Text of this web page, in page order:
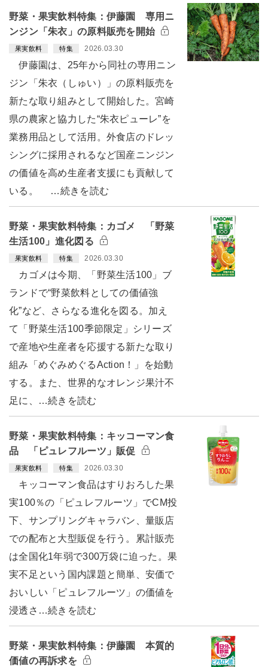
野菜・果実飲料特集：伊藤園 専用ニ
ンジン「朱衣」の原料販売を開始
果実飲料 特集 2026.03.30
伊藤園は、25年から同社の専用ニン
ジン「朱衣（しゅい）」の原料販売を
新たな取り組みとして開始した。宮崎
県の農家と協力した“朱衣ピューレ”を
業務用品として活用。外食店のドレッ
シングに採用されるなど国産ニンジン
の価値を高め生産者支援にも貢献して
いる。 …続きを読む
野菜・果実飲料特集：カゴメ 「野菜
生活100」進化図る
果実飲料 特集 2026.03.30
カゴメは今期、「野菜生活100」ブ
ランドで“野菜飲料としての価値強
化”など、さらなる進化を図る。加え
て「野菜生活100季節限定」シリーズ
で産地や生産者を応援する新たな取り
組み「めぐみめぐるAction！」を始動
する。また、世界的なオレンジ果汁不
足に、…続きを読む
野菜・果実飲料特集：キッコーマン食
品 「ピュレフルーツ」販促
果実飲料 特集 2026.03.30
キッコーマン食品はすりおろした果
実100％の「ピュレフルーツ」でCM投
下、サンプリングキャラバン、量販店
での配布と大型販促を行う。累計販売
は全国化1年弱で300万袋に迫った。果
実不足という国内課題と簡単、安価で
おいしい「ピュレフルーツ」の価値を
浸透さ…続きを読む
野菜・果実飲料特集：伊藤園 本質的
価値の再訴求を